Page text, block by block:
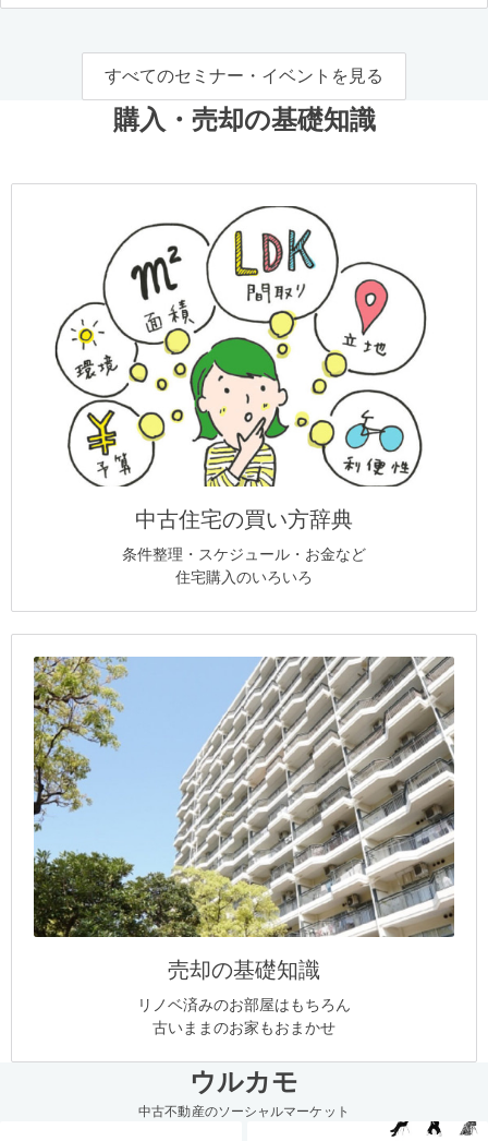
すべてのセミナー・イベントを見る
購入・売却の基礎知識
中古住宅の買い方辞典
条件整理・スケジュール・お金など
住宅購入のいろいろ
売却の基礎知識
リノベ済みのお部屋はもちろん
古いままのお家もおまかせ
ウルカモ
中古不動産のソーシャルマーケット